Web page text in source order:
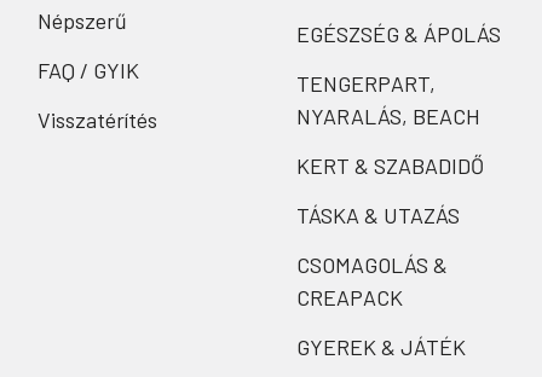
Népszerű
FAQ / GYIK
Visszatérítés
EGÉSZSÉG & ÁPOLÁS
TENGERPART,
NYARALÁS, BEACH
KERT & SZABADIDŐ
TÁSKA & UTAZÁS
CSOMAGOLÁS &
CREAPACK
GYEREK & JÁTÉK